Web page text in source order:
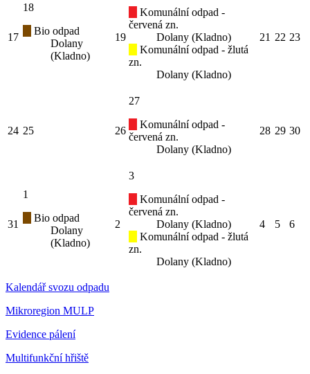
17
18
Bio odpad
Dolany
(Kladno)
19
Komunální odpad -
červená zn.
Dolany (Kladno)
Komunální odpad - žlutá
zn.
Dolany (Kladno)
21 22 23
24 25 26
27
Komunální odpad -
červená zn.
Dolany (Kladno)
28 29 30
31
1
Bio odpad
Dolany
(Kladno)
2
3
Komunální odpad -
červená zn.
Dolany (Kladno)
Komunální odpad - žlutá
zn.
Dolany (Kladno)
4 5 6
Kalendář svozu odpadu
Mikroregion MULP
Evidence pálení
Multifunkční hřiště